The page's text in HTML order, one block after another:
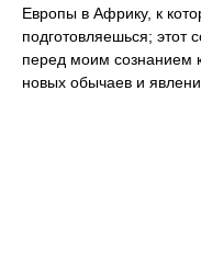
Европы в Африку, к
подготовляешься;
перед моим сознанием
новых обычаев и